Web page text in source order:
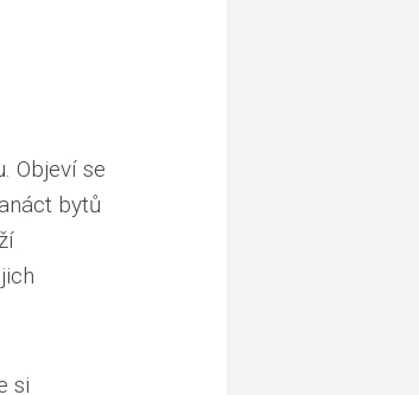
Objeví se
bytů
si